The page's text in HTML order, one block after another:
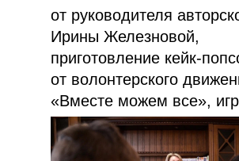
от руководителя
Ирины Железновой,
приготовление кейк-
от волонтерского
«Вместе можем все»,
в дартс и многое другое.